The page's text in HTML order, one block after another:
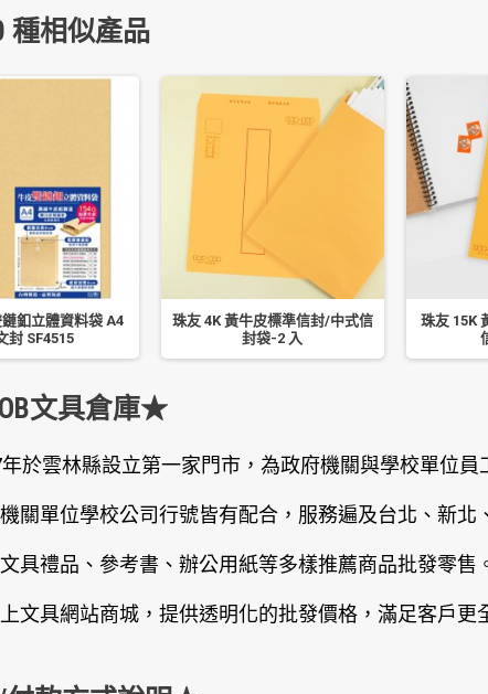
種相似產品
釦立體資料袋 A4
封 SF4515
珠友 4K 黃牛皮標準信封/中式信
封袋-2 入
珠友 15K
文具倉庫★
於雲林縣設立第一家門市，為政府機關與學校單位員
關單位學校公司行號皆有配合，服務遍及台北、新北
具禮品、參考書、辦公用紙等多樣推薦商品批發零售
文具網站商城，提供透明化的批發價格，滿足客戶更